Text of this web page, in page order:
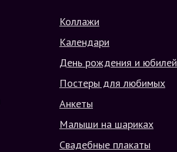
Коллажи
Календари
День рождения и юбилей
Постеры для любимых
Анкеты
Малыши на шариках
Свадебные плакаты